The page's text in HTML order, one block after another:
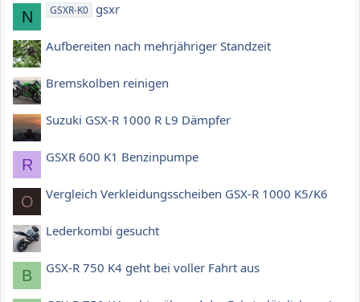
N GSXR-K0 gsxr
Aufbereiten nach mehrjähriger Standzeit
Bremskolben reinigen
Suzuki GSX-R 1000 R L9 Dämpfer
R GSXR 600 K1 Benzinpumpe
O Vergleich Verkleidungsscheiben GSX-R 1000 K5/K6
Lederkombi gesucht
B GSX-R 750 K4 geht bei voller Fahrt aus